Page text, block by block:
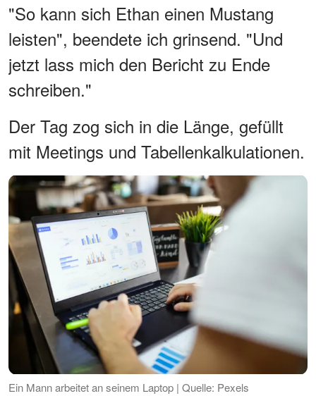
"So kann sich Ethan einen Mustang
leisten", beendete ich grinsend. "Und
jetzt lass mich den Bericht zu Ende
schreiben."
Der Tag zog sich in die Länge, gefüllt
mit Meetings und Tabellenkalkulationen.
Ein Mann arbeitet an seinem Laptop | Quelle: Pexels